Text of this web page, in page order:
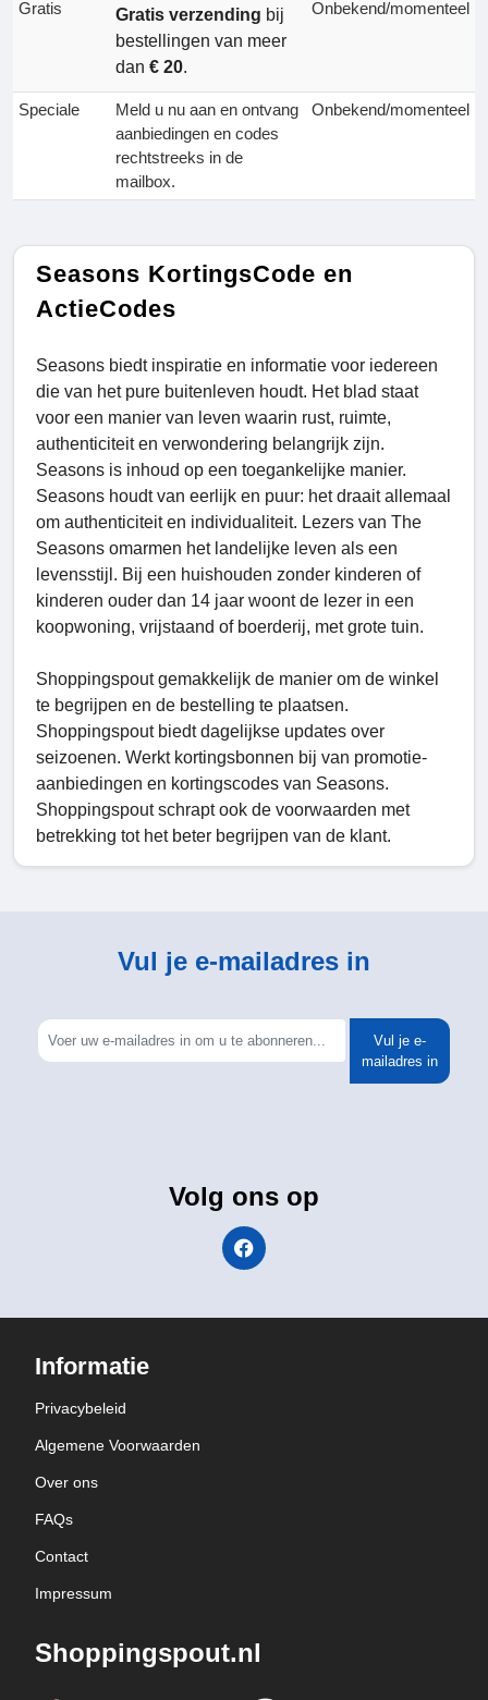
Gratis Gratis verzending bij
bestellingen van meer
dan € 20.
Onbekend/momenteel
Speciale
Meld u nu aan en ontvang
aanbiedingen en codes
rechtstreeks in de
mailbox.
Onbekend/momenteel
Seasons KortingsCode en
ActieCodes
Seasons biedt inspiratie en informatie voor iedereen
die van het pure buitenleven houdt. Het blad staat
voor een manier van leven waarin rust, ruimte,
authenticiteit en verwondering belangrijk zijn.
Seasons is inhoud op een toegankelijke manier.
Seasons houdt van eerlijk en puur: het draait allemaal
om authenticiteit en individualiteit. Lezers van The
Seasons omarmen het landelijke leven als een
levensstijl. Bij een huishouden zonder kinderen of
kinderen ouder dan 14 jaar woont de lezer in een
koopwoning, vrijstaand of boerderij, met grote tuin.
Shoppingspout gemakkelijk de manier om de winkel
te begrijpen en de bestelling te plaatsen.
Shoppingspout biedt dagelijkse updates over
seizoenen. Werkt kortingsbonnen bij van promotie-
aanbiedingen en kortingscodes van Seasons.
Shoppingspout schrapt ook de voorwaarden met
betrekking tot het beter begrijpen van de klant.
Vul je e-mailadres in
Vul je e-
mailadres in
Volg ons op
Informatie
Privacybeleid
Algemene Voorwaarden
Over ons
FAQs
Contact
Impressum
Shoppingspout.nl